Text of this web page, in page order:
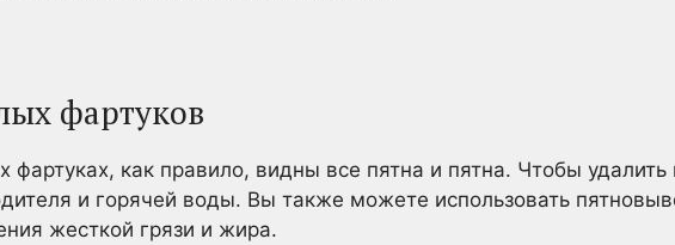
фартуков
как правило, видны все пятна и пятна. Чтобы удалить
и горячей воды. Вы также можете использовать
жесткой грязи и жира.